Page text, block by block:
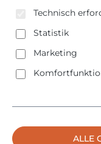
Technisch
Statistik
Marketing
ALLE